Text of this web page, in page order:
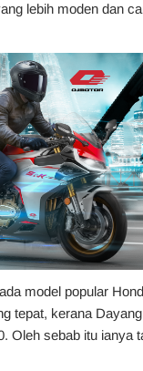
lebih moden dan
model popular
tepat, kerana
Oleh sebab itu ianya